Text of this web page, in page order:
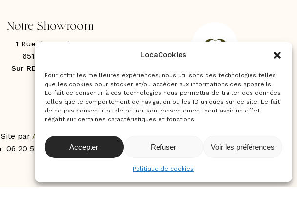
LocaCookies
Pour offrir les meilleures expériences, nous utilisons des technologies telles
que les cookies pour stocker et/ou accéder aux informations des appareils.
Le fait de consentir à ces technologies nous permettra de traiter des données
telles que le comportement de navigation ou les ID uniques sur ce site. Le fait
de ne pas consentir ou de retirer son consentement peut avoir un effet
négatif sur certaines caractéristiques et fonctions.
Accepter Refuser Voir les préférences
Politique de cookies
Notre Showroom
1 Rue des Rochers,
65100 Lourdes
Sur RDV uniquement
par Agence Neamera
20 53 43 87